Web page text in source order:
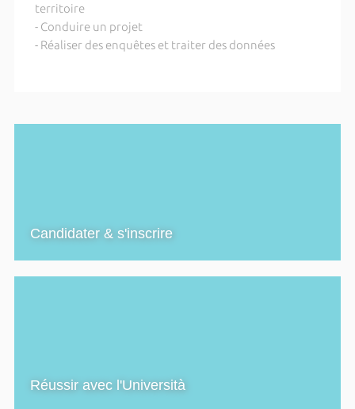
territoire
- Conduire un projet
- Réaliser des enquêtes et traiter des données
Candidater & s'inscrire
Réussir avec l'Università